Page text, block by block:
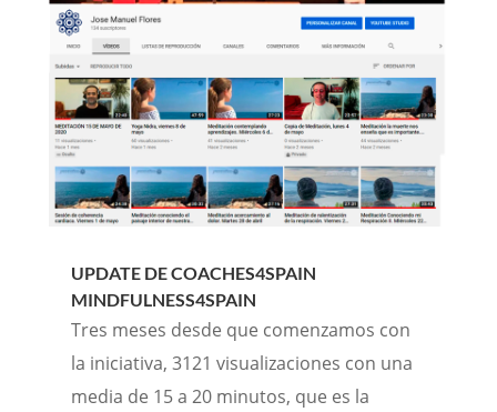
UPDATE DE COACHES4SPAIN
MINDFULNESS4SPAIN
Tres meses desde que comenzamos con
la iniciativa, 3121 visualizaciones con una
media de 15 a 20 minutos, que es la